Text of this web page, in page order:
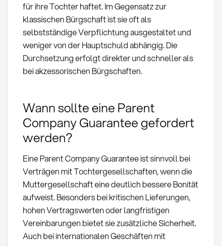
für ihre Tochter haftet. Im Gegensatz zur
klassischen Bürgschaft ist sie oft als
selbstständige Verpflichtung ausgestaltet und
weniger von der Hauptschuld abhängig. Die
Durchsetzung erfolgt direkter und schneller als
bei akzessorischen Bürgschaften.
Wann sollte eine Parent
Company Guarantee gefordert
werden?
Eine Parent Company Guarantee ist sinnvoll bei
Verträgen mit Tochtergesellschaften, wenn die
Muttergesellschaft eine deutlich bessere Bonität
aufweist. Besonders bei kritischen Lieferungen,
hohen Vertragswerten oder langfristigen
Vereinbarungen bietet sie zusätzliche Sicherheit.
Auch bei internationalen Geschäften mit